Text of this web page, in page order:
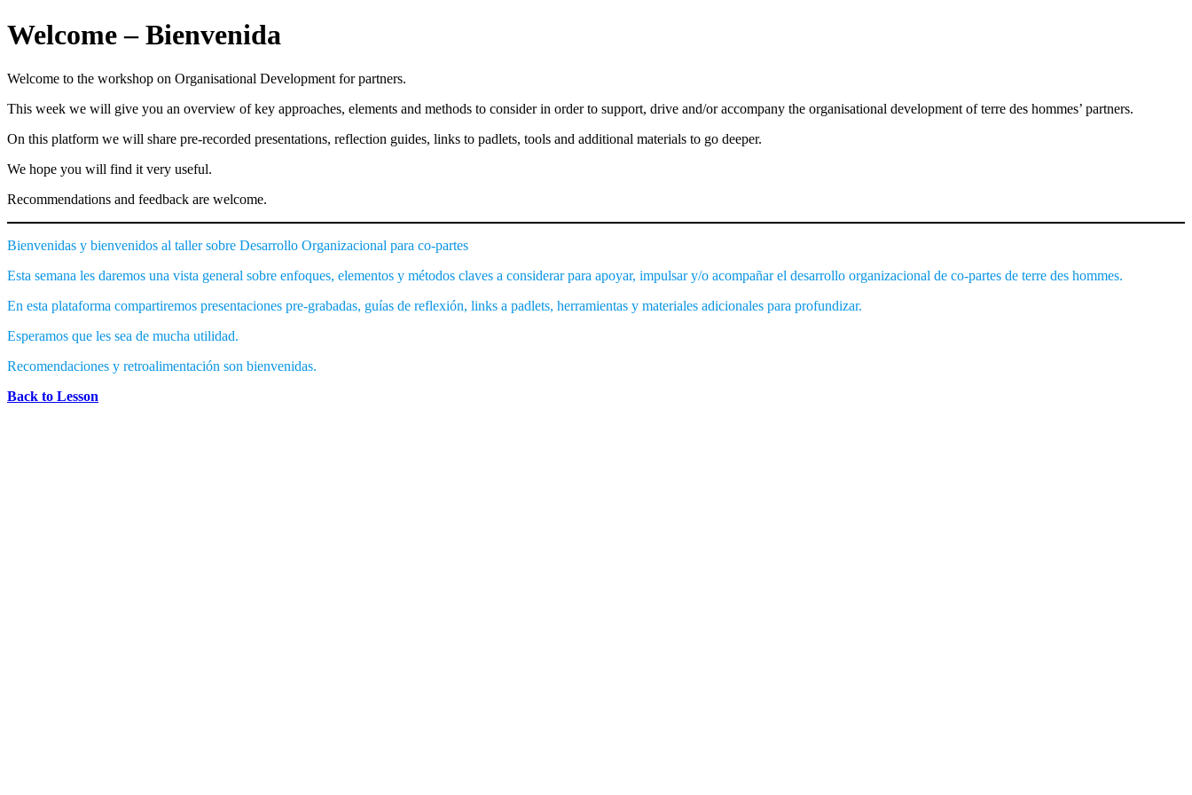
Welcome – Bienvenida
Welcome to the workshop on Organisational Development for partners.
This week we will give you an overview of key approaches, elements and methods to consider in order to support, drive and/or accompany the organisational development of terre des hommes’ partners.
On this platform we will share pre-recorded presentations, reflection guides, links to padlets, tools and additional materials to go deeper.
We hope you will find it very useful.
Recommendations and feedback are welcome.
Bienvenidas y bienvenidos al taller sobre Desarrollo Organizacional para co-partes
Esta semana les daremos una vista general sobre enfoques, elementos y métodos claves a considerar para apoyar, impulsar y/o acompañar el desarrollo organizacional de co-partes de terre des hommes.
En esta plataforma compartiremos presentaciones pre-grabadas, guías de reflexión, links a padlets, herramientas y materiales adicionales para profundizar.
Esperamos que les sea de mucha utilidad.
Recomendaciones y retroalimentación son bienvenidas.
Back to Lesson